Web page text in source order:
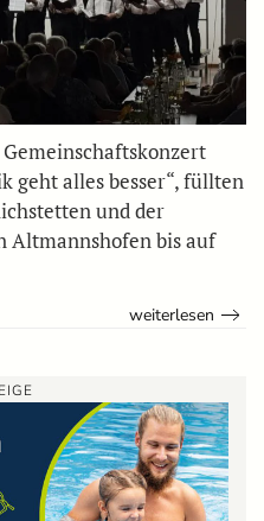
geht alles besser“, füllten
und der
Altmannshofen bis auf
weiterlesen